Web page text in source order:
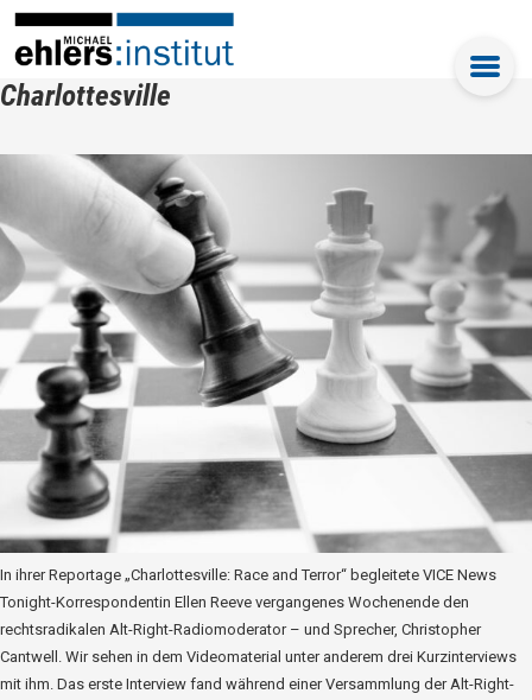
Charlottesville
In ihrer Reportage „Charlottesville: Race and Terror“ begleitete VICE News
Tonight-Korrespondentin Ellen Reeve vergangenes Wochenende den
rechtsradikalen Alt-Right-Radiomoderator – und Sprecher, Christopher
Cantwell. Wir sehen in dem Videomaterial unter anderem drei Kurzinterviews
mit ihm. Das erste Interview fand während einer Versammlung der Alt-Right-